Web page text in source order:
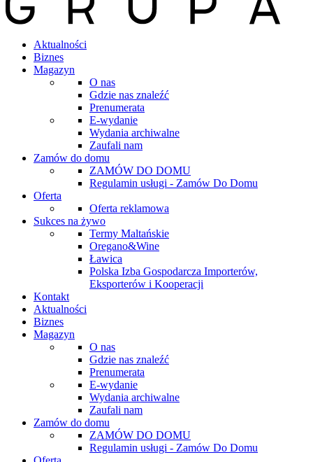
Aktualności
Biznes
Magazyn
O nas
Gdzie nas znaleźć
Prenumerata
E-wydanie
Wydania archiwalne
Zaufali nam
Zamów do domu
ZAMÓW DO DOMU
Regulamin usługi - Zamów Do Domu
Oferta
Oferta reklamowa
Sukces na żywo
Termy Maltańskie
Oregano&Wine
Ławica
Polska Izba Gospodarcza Importerów,
Eksporterów i Kooperacji
Kontakt
Aktualności
Biznes
Magazyn
O nas
Gdzie nas znaleźć
Prenumerata
E-wydanie
Wydania archiwalne
Zaufali nam
Zamów do domu
ZAMÓW DO DOMU
Regulamin usługi - Zamów Do Domu